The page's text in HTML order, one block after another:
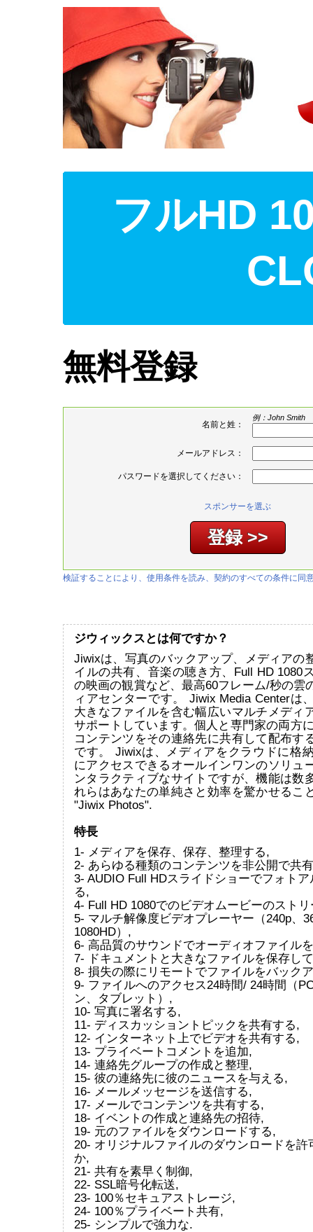
フルHD
無料登録
名前と姓：
例：John Smith
メールアドレス：
パスワードを選択してください：
スポンサーを選ぶ
検証することにより、使用条件を読み、契約のすべての条件に同
ジウィックスとは何ですか？
Jiwixは、写真のバックアップ、メディアの
イルの共有、音楽の聴き方、Full HD 1080
の映画の観賞など、最高60フレーム/秒の雲
ィアセンターです。 Jiwix Media Centerは
大きなファイルを含む幅広いマルチメディ
サポートしています。個人と専門家の両方
コンテンツをその連絡先に共有して配布す
です。 Jiwixは、メディアをクラウドに格
にアクセスできるオールインワンのソリュ
ンタラクティブなサイトですが、機能は数
れらはあなたの単純さと効率を驚かせるこ
"Jiwix Photos".
特長
1- メディアを保存、保存、整理する,
2- あらゆる種類のコンテンツを非公開で共
3- AUDIO Full HDスライドショーでフォト
る,
4- Full HD 1080でのビデオムービーのスト
5- マルチ解像度ビデオプレーヤー（240p、
1080HD）,
6- 高品質のサウンドでオーディオファイル
7- ドキュメントと大きなファイルを保存し
8- 損失の際にリモートでファイルをバック
9- ファイルへのアクセス24時間/ 24時間（
ン、タブレット）,
10- 写真に署名する,
11- ディスカッショントピックを共有する,
12- インターネット上でビデオを共有する,
13- プライベートコメントを追加,
14- 連絡先グループの作成と整理,
15- 彼の連絡先に彼のニュースを与える,
16- メールメッセージを送信する,
17- メールでコンテンツを共有する,
18- イベントの作成と連絡先の招待,
19- 元のファイルをダウンロードする,
20- オリジナルファイルのダウンロードを許
か,
21- 共有を素早く制御,
22- SSL暗号化転送,
23- 100％セキュアストレージ,
24- 100％プライベート共有,
25- シンプルで強力な.